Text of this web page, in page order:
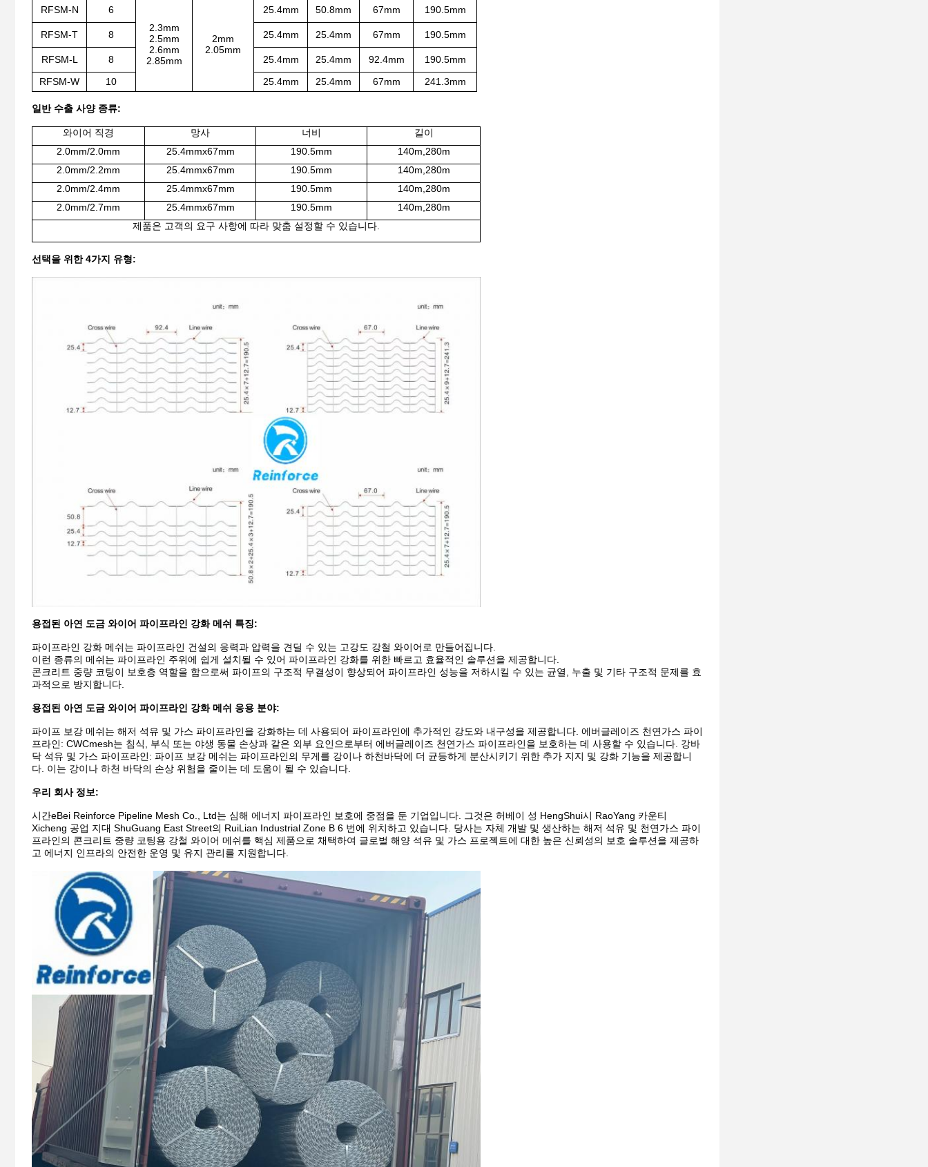
RFSM-N
6
2.3mm
2.5mm
2.6mm
2.85mm
2mm
2.05mm
25.4mm 50.8mm 67mm 190.5mm
RFSM-T 8 25.4mm 25.4mm 67mm 190.5mm
RFSM-L 8 25.4mm 25.4mm 92.4mm
190.5mm
RFSM-W
10 25.4mm 25.4mm 67mm 241.3mm
일반 수출 사양 종류:
와이어 직경 망사 너비
길이
2.0mm/2.0mm
25.4mmx67mm 190.5mm
140m,280m
2.0mm/2.2mm
25.4mmx67mm 190.5mm
140m,280m
2.0mm/2.4mm
25.4mmx67mm 190.5mm
140m,280m
2.0mm/2.7mm
25.4mmx67mm 190.5mm
140m,280m
제품은 고객의 요구 사항에 따라 맞춤 설정할 수 있습니다.
선택을 위한 4가지 유형:
용접된 아연 도금 와이어 파이프라인 강화 메쉬 특징:
파이프라인 강화 메쉬는 파이프라인 건설의 응력과 압력을 견딜 수 있는 고강도 강철 와이어로 만들어집니다.
이런 종류의 메쉬는 파이프라인 주위에 쉽게 설치될 수 있어 파이프라인 강화를 위한 빠르고 효율적인 솔루션을 제공합니다.
콘크리트 중량 코팅이 보호층 역할을 함으로써 파이프의 구조적 무결성이 향상되어 파이프라인 성능을 저하시킬 수 있는 균열, 누출 및 기타 구조적 문제를 효
과적으로 방지합니다.
용접된 아연 도금 와이어 파이프라인 강화 메쉬 응용 분야:
파이프 보강 메쉬는 해저 석유 및 가스 파이프라인을 강화하는 데 사용되어 파이프라인에 추가적인 강도와 내구성을 제공합니다. 에버글레이즈 천연가스 파이
프라인: CWCmesh는 침식, 부식 또는 야생 동물 손상과 같은 외부 요인으로부터 에버글레이즈 천연가스 파이프라인을 보호하는 데 사용할 수 있습니다. 강바
닥 석유 및 가스 파이프라인: 파이프 보강 메쉬는 파이프라인의 무게를 강이나 하천바닥에 더 균등하게 분산시키기 위한 추가 지지 및 강화 기능을 제공합니
다. 이는 강이나 하천 바닥의 손상 위험을 줄이는 데 도움이 될 수 있습니다.
우리 회사 정보:
시간eBei Reinforce Pipeline Mesh Co., Ltd는 심해 에너지 파이프라인 보호에 중점을 둔 기업입니다. 그것은 허베이 성 HengShui시 RaoYang 카운티
Xicheng 공업 지대 ShuGuang East Street의 RuiLian Industrial Zone B 6 번에 위치하고 있습니다. 당사는 자체 개발 및 생산하는 해저 석유 및 천연가스 파이
프라인의 콘크리트 중량 코팅용 강철 와이어 메쉬를 핵심 제품으로 채택하여 글로벌 해양 석유 및 가스 프로젝트에 대한 높은 신뢰성의 보호 솔루션을 제공하
고 에너지 인프라의 안전한 운영 및 유지 관리를 지원합니다.